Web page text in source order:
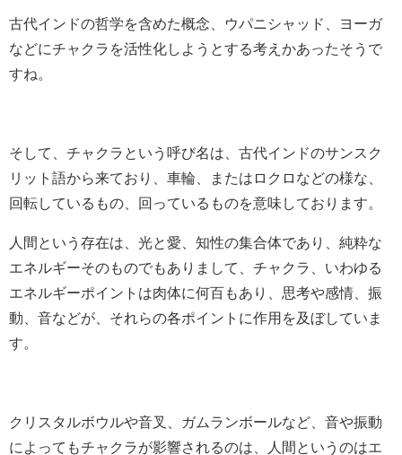
古代インドの哲学を含めた概念、ウパニシャッド、ヨーガ
などにチャクラを活性化しようとする考えかあったそうで
すね。
そして、チャクラという呼び名は、古代インドのサンスク
リット語から来ており、車輪、またはロクロなどの様な、
回転しているもの、回っているものを意味しております。
人間という存在は、光と愛、知性の集合体であり、純粋な
エネルギーそのものでもありまして、チャクラ、いわゆる
エネルギーポイントは肉体に何百もあり、思考や感情、振
動、音などが、それらの各ポイントに作用を及ぼしていま
す。
クリスタルボウルや音叉、ガムランボールなど、音や振動
によってもチャクラが影響されるのは、人間というのはエ